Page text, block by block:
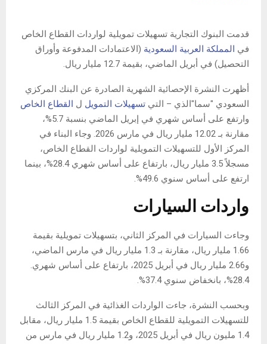
قدمت البنوك التجارية تسهيلات تمويلية لواردات القطاع الخاص
في المملكة العربية السعودية (الاعتمادات المدفوعة وأوراق
التحصيل) في أبريل الماضي، بقيمة 12.7 مليار ريال.
أظهرت النشرة الإحصائية الشهرية الصادرة عن البنك المركزي
السعودي "سما"الذي – التي تسهيلات التمويل ل القطاع الخاص
وارتفع على أساس شهري في إبريل الماضي بنسبة 5.7%،
مقارنة بـ 12.02 مليار ريال في مارس 2026. وجاء البناء في
المركز الأول للتسهيلات التمويلية لواردات القطاع الخاص،
مسجلاً 3.5 مليار ريال، بارتفاع على أساس شهري 28.4%، بينما
ارتفع على أساس سنوي 49.6%.
واردات السيارات
وجاءت السيارات في المركز الثاني، بتسهيلات تمويلية بقيمة
1.66 مليار ريال، مقارنة بـ 1.3 مليار ريال في مارس الماضي،
و2.66 مليار ريال في أبريل 2025، بارتفاع على أساس شهري.
28.4%، بانخفاض سنوي 37.4%.
وبحسب النشرة، جاءت الواردات الغذائية في المركز الثالث
للتسهيلات التمويلية للقطاع الخاص بقيمة 1.5 مليار ريال، مقابل
1.4 مليون ريال في أبريل 2025، و1.2 مليار ريال في مارس من